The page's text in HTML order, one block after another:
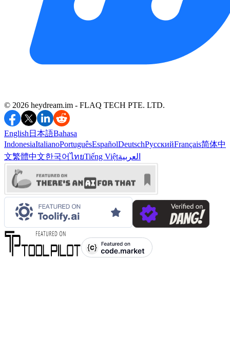
©️ 2026 heydream.im - FLAQ TECH PTE. LTD.
English 日本語Bahasa
IndonesiaItalianoPortuguêsEspañolDeutschРусскийFrançais简体中
文繁體中文한국어ไทยTiếng Việtالعربية